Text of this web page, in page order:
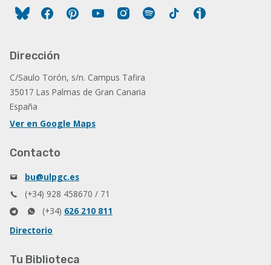
FacebookPinterestYouTubeInstagram
Spotify Tiktok
Dirección
C/Saulo Torón, s/n. Campus Tafira
35017 Las Palmas de Gran Canaria
España
Ver en Google Maps
Contacto
bu@ulpgc.es
(+34) 928 458670 / 71
(+34) 626 210 811
Directorio
Tu Biblioteca